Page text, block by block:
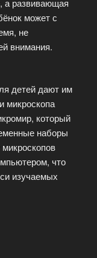
а развивающая
может с
не
внимания.
детей дают им
микроскопа
который
наборы
что
изучаемых